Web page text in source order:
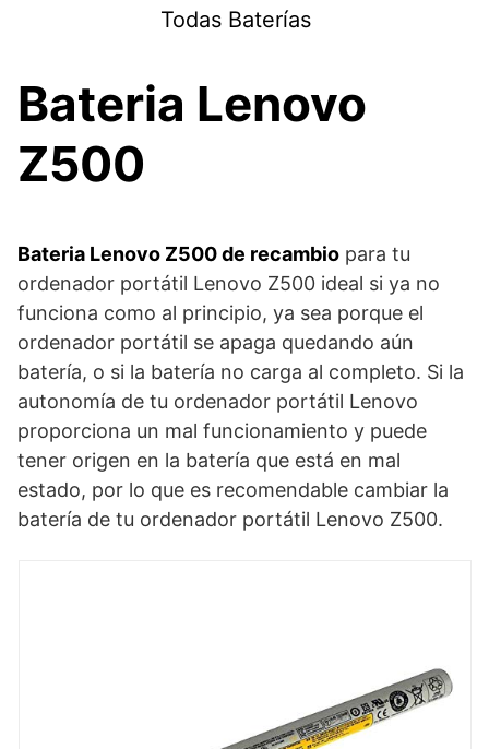
Todas Baterías
Bateria Lenovo
Z500
Bateria Lenovo Z500 de recambio para tu
ordenador portátil Lenovo Z500 ideal si ya no
funciona como al principio, ya sea porque el
ordenador portátil se apaga quedando aún
batería, o si la batería no carga al completo. Si la
autonomía de tu ordenador portátil Lenovo
proporciona un mal funcionamiento y puede
tener origen en la batería que está en mal
estado, por lo que es recomendable cambiar la
batería de tu ordenador portátil Lenovo Z500.